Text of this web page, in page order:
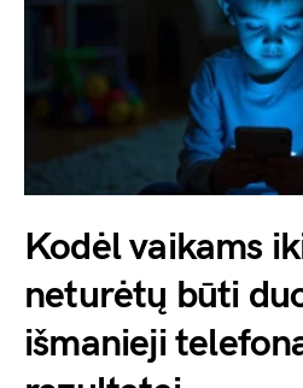
Kodėl vaikams
neturėtų būti
išmanieji